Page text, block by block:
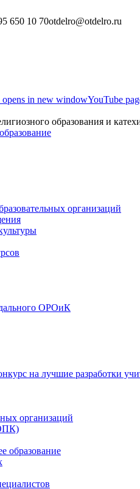
650 10 70otdelro@otdelro.ru
opens in new windowYouTube
образования и
организаций
ОРОиК
на лучшие разработки
организаций
образование